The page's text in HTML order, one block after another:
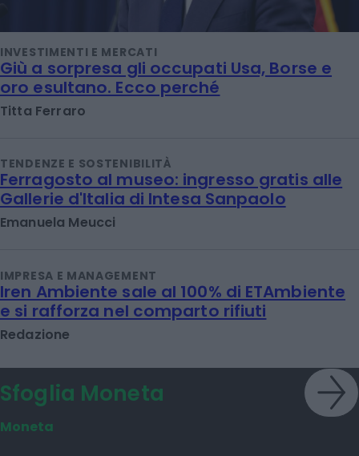
INVESTIMENTI E MERCATI
Giù a sorpresa gli occupati Usa, Borse e
oro esultano. Ecco perché
Titta Ferraro
TENDENZE E SOSTENIBILITÀ
Ferragosto al museo: ingresso gratis alle
Gallerie d'Italia di Intesa Sanpaolo
Emanuela Meucci
IMPRESA E MANAGEMENT
Iren Ambiente sale al 100% di ETAmbiente
e si rafforza nel comparto rifiuti
Redazione
Sfoglia Moneta
Moneta